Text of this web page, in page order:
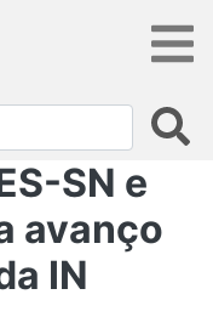
SN e
avanço
IN